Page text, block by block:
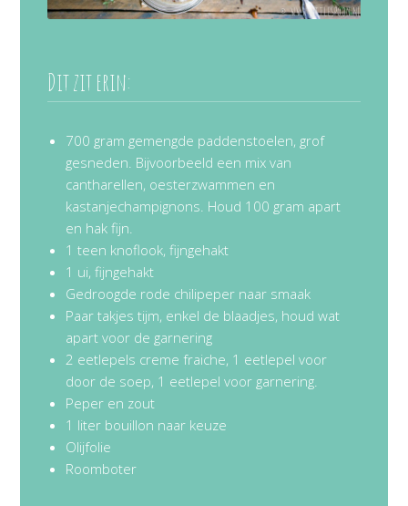
Dit zit erin:
700 gram gemengde paddenstoelen, grof
gesneden. Bijvoorbeeld een mix van
cantharellen, oesterzwammen en
kastanjechampignons. Houd 100 gram apart
en hak fijn.
1 teen knoflook, fijngehakt
1 ui, fijngehakt
Gedroogde rode chilipeper naar smaak
Paar takjes tijm, enkel de blaadjes, houd wat
apart voor de garnering
2 eetlepels creme fraiche, 1 eetlepel voor
door de soep, 1 eetlepel voor garnering.
Peper en zout
1 liter bouillon naar keuze
Olijfolie
Roomboter